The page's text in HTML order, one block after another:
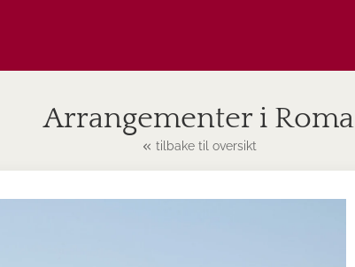
Arrangementer i Roma
tilbake til oversikt